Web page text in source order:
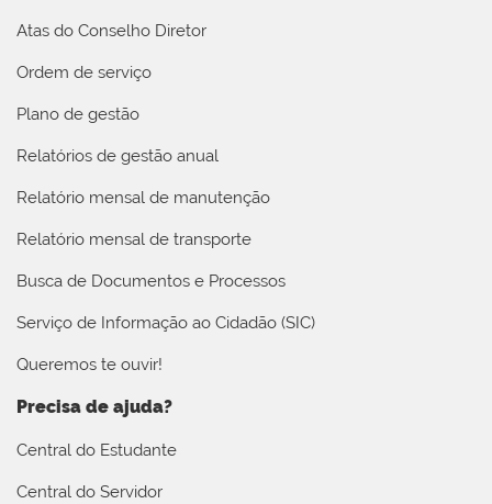
Atas do Conselho Diretor
Ordem de serviço
Plano de gestão
Relatórios de gestão anual
Relatório mensal de manutenção
Relatório mensal de transporte
Busca de Documentos e Processos
Serviço de Informação ao Cidadão (SIC)
Queremos te ouvir!
Precisa de ajuda?
Central do Estudante
Central do Servidor